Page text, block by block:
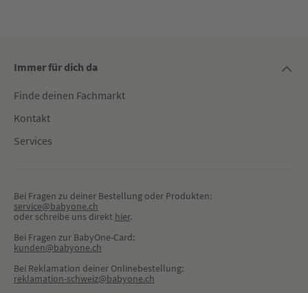
Immer für dich da
Finde deinen Fachmarkt
Kontakt
Services
Bei Fragen zu deiner Bestellung oder Produkten:
service@babyone.ch
oder schreibe uns direkt hier.
Bei Fragen zur BabyOne-Card:
kunden@babyone.ch
Bei Reklamation deiner Onlinebestellung:
reklamation-schweiz@babyone.ch